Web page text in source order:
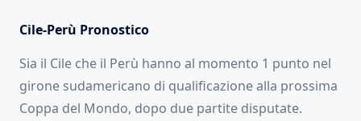
Cile-Perù Pronostico
Sia il Cile che il Perù hanno al momento 1 punto nel
girone sudamericano di qualificazione alla prossima
Coppa del Mondo, dopo due partite disputate.